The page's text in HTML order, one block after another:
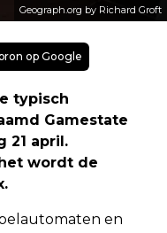
Geograph.org by Richard Groft
op Google
typisch
Gamestate
21 april.
wordt de
en